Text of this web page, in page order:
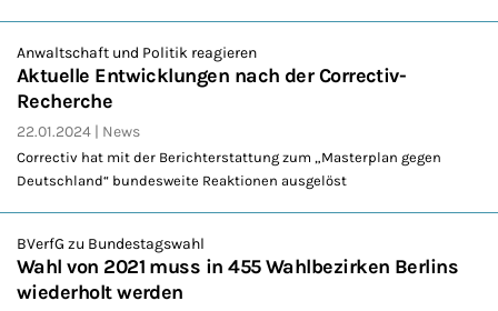
Anwaltschaft und Politik reagieren
Aktuelle Entwicklungen nach der Correctiv-
Recherche
22.01.2024 News
Correctiv hat mit der Berichterstattung zum „Masterplan gegen
Deutschland“ bundesweite Reaktionen ausgelöst
BVerfG zu Bundestagswahl
Wahl von 2021 muss in 455 Wahlbezirken Berlins
wiederholt werden